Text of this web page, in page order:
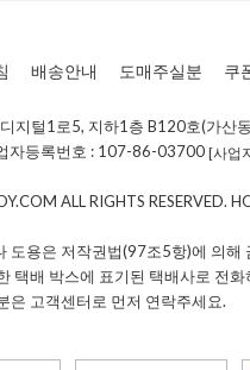
배송안내 도매주실분 쿠
지털1로5, 지하1층 B120호(가
자등록번호 : 107-86-03700 [사업
ALL RIGHTS
용은 저작권법(97조5항)에 의
택배 박스에 표기된 택배사로 전
은 고객센터로 먼저 연락주세요.